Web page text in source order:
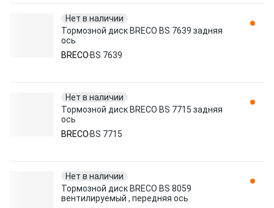
Нет в наличии
Тормозной диск BRECO BS 7639 задняя
ось
BRECO BS 7639
Нет в наличии
Тормозной диск BRECO BS 7715 задняя
ось
BRECO BS 7715
Нет в наличии
Тормозной диск BRECO BS 8059
вентилируемый , передняя ось